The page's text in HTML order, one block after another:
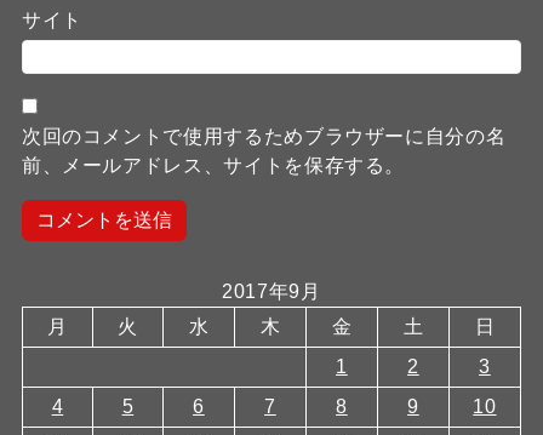
サイト
次回のコメントで使用するためブラウザーに自分の名
前、メールアドレス、サイトを保存する。
2017年9月
月
火 水 木 金 土
日
1
2
3
4
5 6 7 8 9
10